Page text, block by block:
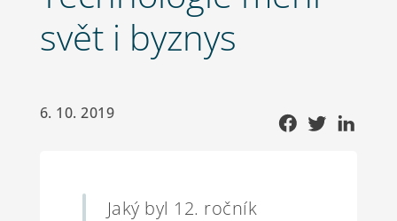
svět i byznys
6. 10. 2019
Jaký byl 12. ročník